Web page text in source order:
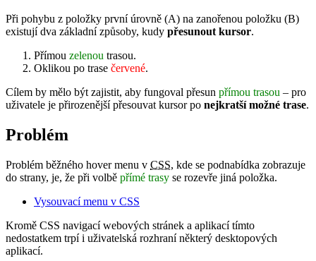
Při pohybu z položky první úrovně (A) na zanořenou položku (B)
existují dva základní způsoby, kudy přesunout kursor.
Přímou zelenou trasou.
Oklikou po trase červené.
Cílem by mělo být zajistit, aby fungoval přesun přímou trasou – pro
uživatele je přirozenější přesouvat kursor po nejkratší možné trase.
Problém
Problém běžného hover menu v CSS, kde se podnabídka zobrazuje
do strany, je, že při volbě přímé trasy se rozevře jiná položka.
Vysouvací menu v CSS
Kromě CSS navigací webových stránek a aplikací tímto
nedostatkem trpí i uživatelská rozhraní některý desktopových
aplikací.